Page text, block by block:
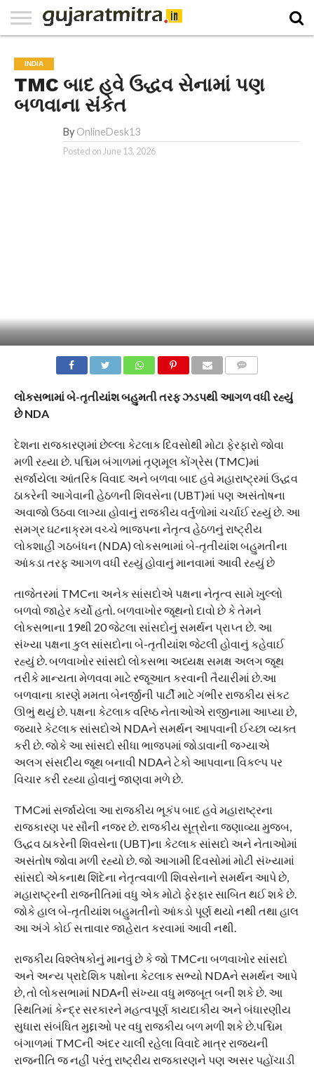
PAPER
NATIONAL
WORLD
BUSINESS
SPORTS
GUJARAT
OPINION
MORE
INDIA
TMC બાદ હવે ઉદ્ધવ સેનામાં પણ
બળવાના સંકેત
By OnlineDesk13
Posted on June 13, 2026
લોકસભામાં બે-તૃતીયાંશ બહુમતી તરફ ઝડપથી આગળ વધી રહ્યું
છે NDA
દેશના રાજકારણમાં છેલ્લા કેટલાક દિવસોથી મોટા ફેરફારો જોવા
મળી રહ્યા છે. પશ્ચિમ બંગાળમાં તૃણમૂલ કોંગ્રેસ (TMC)માં
સર્જાયેલા આંતરિક વિવાદ અને બળવા બાદ હવે મહારાષ્ટ્રમાં ઉદ્ધવ
ઠાકરેની આગેવાની હેઠળની શિવસેના (UBT)માં પણ અસંતોષના
અવાજો ઉઠવા લાગ્યા હોવાનું રાજકીય વર્તુળોમાં ચર્ચાઈ રહ્યું છે. આ
સમગ્ર ઘટનાક્રમ વચ્ચે ભાજપના નેતૃત્વ હેઠળનું રાષ્ટ્રીય
લોકશાહી ગઠબંધન (NDA) લોકસભામાં બે-તૃતીયાંશ બહુમતીના
આંકડા તરફ આગળ વધી રહ્યું હોવાનું માનવામાં આવી રહ્યું છે
તાજેતરમાં TMCના અનેક સાંસદોએ પક્ષના નેતૃત્વ સામે ખુલ્લો
બળવો જાહેર કર્યો હતો. બળવાખોર જૂથનો દાવો છે કે તેમને
લોકસભાના 19થી 20 જેટલા સાંસદોનું સમર્થન પ્રાપ્ત છે. આ
સંખ્યા પક્ષના કુલ સાંસદોના બે-તૃતીયાંશ જેટલી હોવાનું કહેવાઈ
રહ્યું છે. બળવાખોર સાંસદો લોકસભા અધ્યક્ષ સમક્ષ અલગ જૂથ
તરીકે માન્યતા મેળવવા માટે રજૂઆત કરવાની તૈયારીમાં છે.આ
બળવાના કારણે મમતા બેનર્જીની પાર્ટી માટે ગંભીર રાજકીય સંકટ
ઊભું થયું છે. પક્ષના કેટલાક વરિષ્ઠ નેતાઓએ રાજીનામા આપ્યા છે,
જ્યારે કેટલાક સાંસદોએ NDAને સમર્થન આપવાની ઈચ્છા વ્યક્ત
કરી છે. જોકે આ સાંસદો સીધા ભાજપમાં જોડાવાની જગ્યાએ
અલગ સંસદીય જૂથ બનાવી NDAને ટેકો આપવાના વિકલ્પ પર
વિચાર કરી રહ્યા હોવાનું જાણવા મળે છે.
TMCમાં સર્જાયેલા આ રાજકીય ભૂકંપ બાદ હવે મહારાષ્ટ્રના
રાજકારણ પર સૌની નજર છે. રાજકીય સૂત્રોના જણાવ્યા મુજબ,
ઉદ્ધવ ઠાકરેની શિવસેના (UBT)ના કેટલાક સાંસદો અને નેતાઓમાં
અસંતોષ જોવા મળી રહ્યો છે. જો આગામી દિવસોમાં મોટી સંખ્યામાં
સાંસદો એકનાથ શિંદેના નેતૃત્વવાળી શિવસેનાને સમર્થન આપે છે,
મહારાષ્ટ્રની રાજનીતિમાં વધુ એક મોટો ફેરફાર સાબિત થઈ શકે છે.
જોકે હાલ બે-તૃતીયાંશ બહુમતીનો આંકડો પૂર્ણ થયો નથી તથા હાલ
આ અંગે કોઈ સત્તાવાર જાહેરાત કરવામાં આવી નથી.
રાજકીય વિશ્લેષકોનું માનવું છે કે જો TMCના બળવાખોર સાંસદો
અને અન્ય પ્રાદેશિક પક્ષોના કેટલાક સભ્યો NDAને સમર્થન આપે
છે, તો લોકસભામાં NDAની સંખ્યા વધુ મજબૂત બની શકે છે. આ
સ્થિતિમાં કેન્દ્ર સરકારને મહત્વપૂર્ણ કાયદાકીય અને બંધારણીય
સુધારા સંબંધિત મુદ્દાઓ પર વધુ રાજકીય બળ મળી શકે છે.પશ્ચિમ
બંગાળમાં TMCની અંદર ચાલી રહેલા વિવાદે માત્ર રાજ્યની
રાજનીતિ જ નહીં પરંતુ રાષ્ટ્રીય રાજકારણને પણ અસર પહોંચાડી